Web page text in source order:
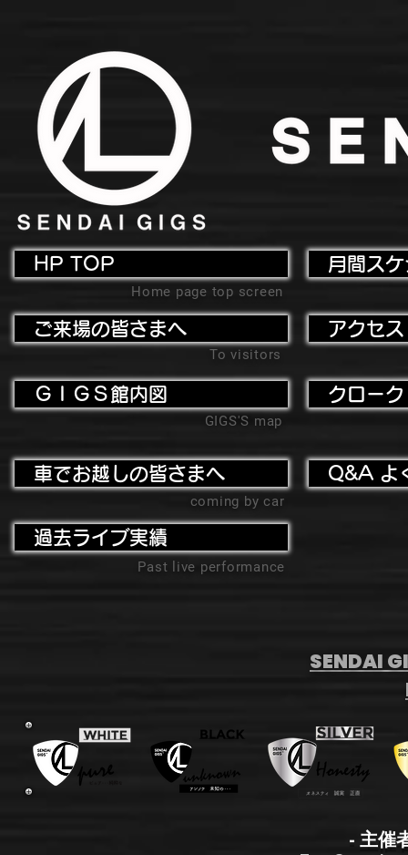
HP TOP
Home page top screen
ご来場の皆さまへ
To visitors
ＧＩＧＳ館内図
GIGS'S map
月間ス
アクセ
クローク
車でお越しの皆さまへ
coming by car
過去ライブ実績
Past live performance
Q&A よ
SENDAI
- 主催